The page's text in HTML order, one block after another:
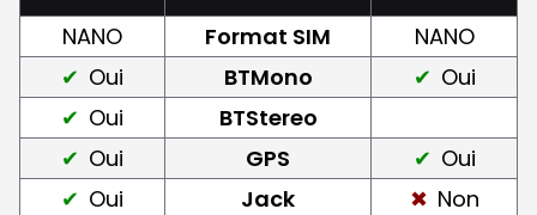
NANO Format SIM
NANO
Oui
BTMono
Oui
Oui
BTStereo
Oui
GPS
Oui
Oui
Jack
Non